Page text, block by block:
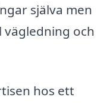
själva men
och
hos ett